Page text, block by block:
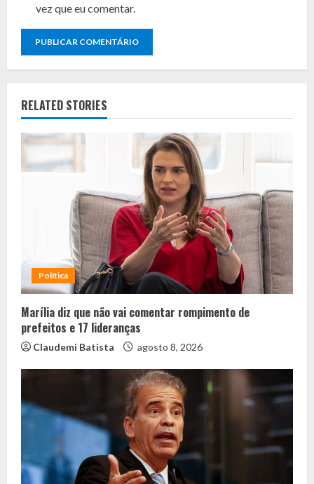
vez que eu comentar.
RELATED STORIES
Política
Marília diz que não vai comentar rompimento de
prefeitos e 17 lideranças
Claudemi Batista agosto 8, 2026